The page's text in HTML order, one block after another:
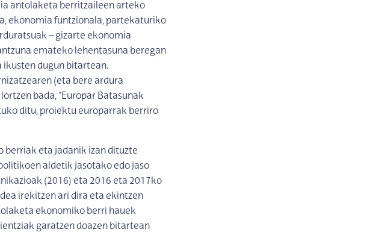
antolaketa berritzaileen arteko
ekonomia funtzionala, partekaturiko
– gizarte ekonomia
emateko lehentasuna beregan
ikusten dugun bitartean.
(eta bere ardura
bada, “Europar Batasunak
ditu, proiektu europarrak berriro
berriak eta jadanik izan dituzte
aldetik jasotako edo jaso
(2016) eta 2016 eta 2017ko
irekitzen ari dira eta ekintzen
ekonomiko berri hauek
garatzen doazen bitartean